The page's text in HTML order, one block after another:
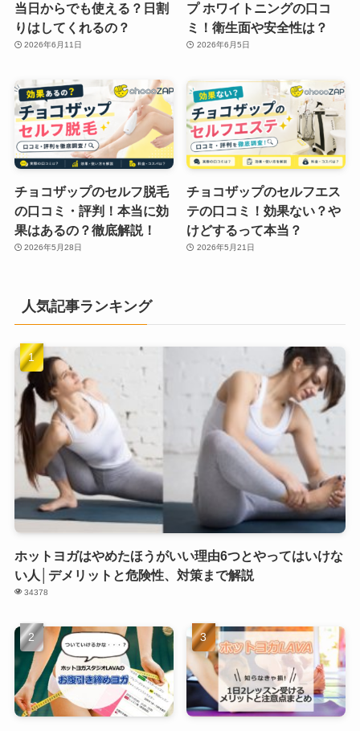
当日からでも使える？日割
りはしてくれるの？
2026年6月11日
プ ホワイトニングの口コ
ミ！衛生面や安全性は？
2026年6月5日
チョコザップのセルフ脱毛
の口コミ・評判！本当に効
果はあるの？徹底解説！
2026年5月28日
チョコザップのセルフエス
テの口コミ！効果ない？や
けどするって本当？
2026年5月21日
人気記事ランキング
ホットヨガはやめたほうがいい理由6つとやってはいけな
い人│デメリットと危険性、対策まで解説
34378